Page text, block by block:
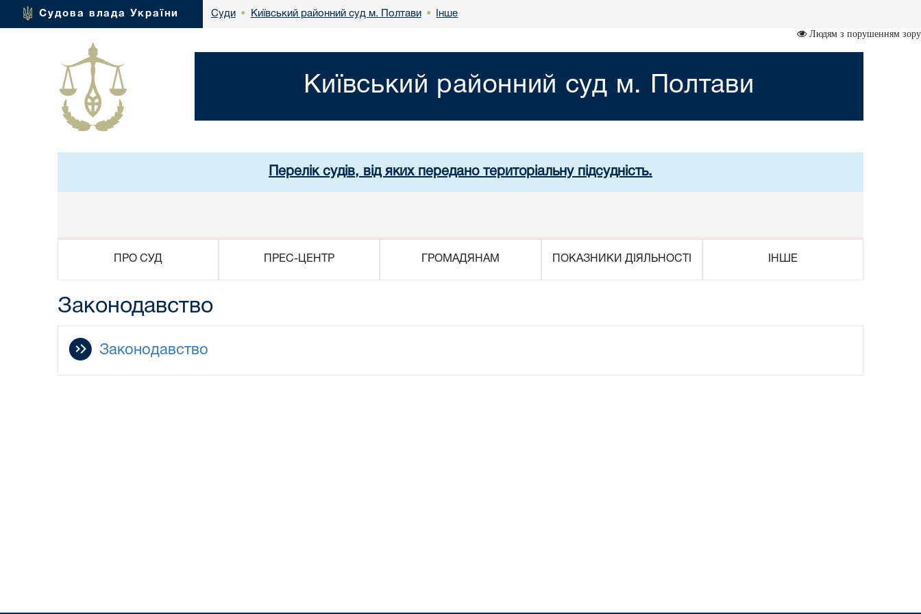
Судова влада України Суди • Київський районний суд м. Полтави • Інше
Людям з порушенням зору
Київський районний суд м. Полтави
Перелік судів, від яких передано територіальну підсудність.
ПРО СУД ПРЕС-ЦЕНТР ГРОМАДЯНАМ ПОКАЗНИКИ ДІЯЛЬНОСТІ ІНШЕ
Законодавство
Законодавство